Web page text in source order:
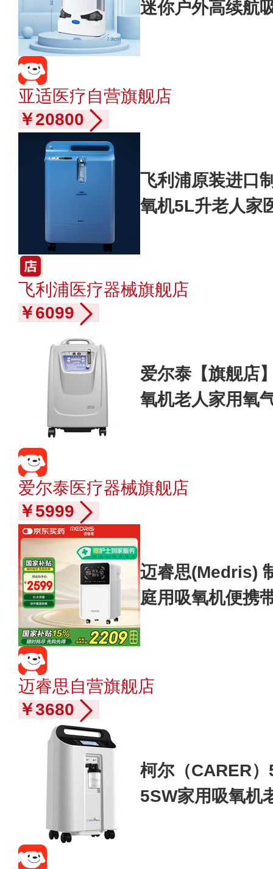
迷你户外高续航
亚适医疗自营旗舰店
￥20800
飞利浦原装进口
氧机5L升老人家
飞利浦医疗器械旗舰店
￥6099
爱尔泰【旗舰店
氧机老人家用氧
爱尔泰医疗器械旗舰店
￥5999
迈睿思(Medris)
庭用吸氧机便携
迈睿思自营旗舰店
￥3680
柯尔（CARER
5SW家用吸氧机